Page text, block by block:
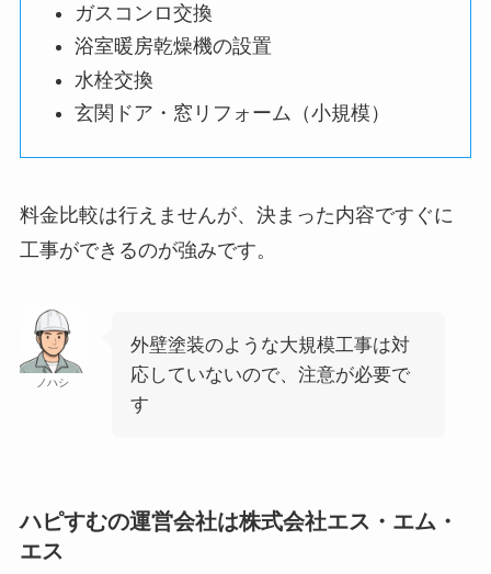
ガスコンロ交換
浴室暖房乾燥機の設置
水栓交換
玄関ドア・窓リフォーム（小規模）
料金比較は行えませんが、決まった内容ですぐに
工事ができるのが強みです。
ノハシ
外壁塗装のような大規模工事は対
応していないので、注意が必要で
す
ハピすむの運営会社は株式会社エス・エム・
エス